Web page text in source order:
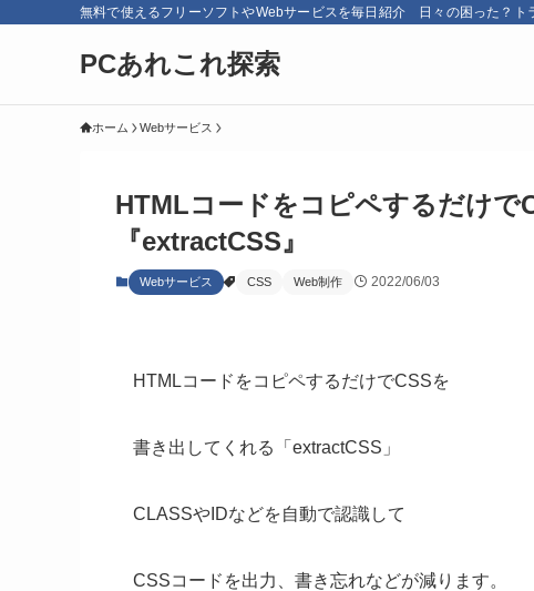
無料で使えるフリーソフトやWebサービスを毎日紹介 日々の困った？ト
PCあれこれ探索
ホーム Webサービス
HTMLコードをコピペするだけで
『extractCSS』
Webサービス CSS Web制作 2022/06/03
HTMLコードをコピペするだけでCSSを
書き出してくれる「extractCSS」
CLASSやIDなどを自動で認識して
CSSコードを出力、書き忘れなどが減ります。